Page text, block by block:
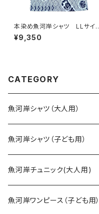
本染め魚河岸シャツ LLサイ
ズ 認定証付き 木綿晒 菱青
海波×伝統魚河岸柄 白×紺
¥9,350
CATEGORY
魚河岸シャツ（大人用）
SSサイズ
Sサイズ
Mサイズ
魚河岸シャツ（子ども用）
90cm
100cm
魚河岸チュニック(大人用)
魚河岸ワンピース（子ども用）